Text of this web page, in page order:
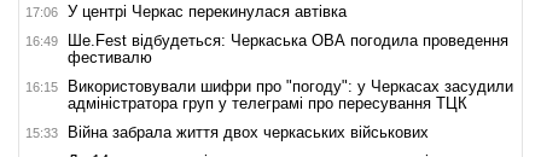
17:06 У центрі Черкас перекинулася автівка
16:49
Ше.Fest відбудеться: Черкаська ОВА погодила проведення
фестивалю
16:15
Використовували шифри про "погоду": у Черкасах засудили
адміністратора груп у телеграмі про пересування ТЦК
15:33 Війна забрала життя двох черкаських військових